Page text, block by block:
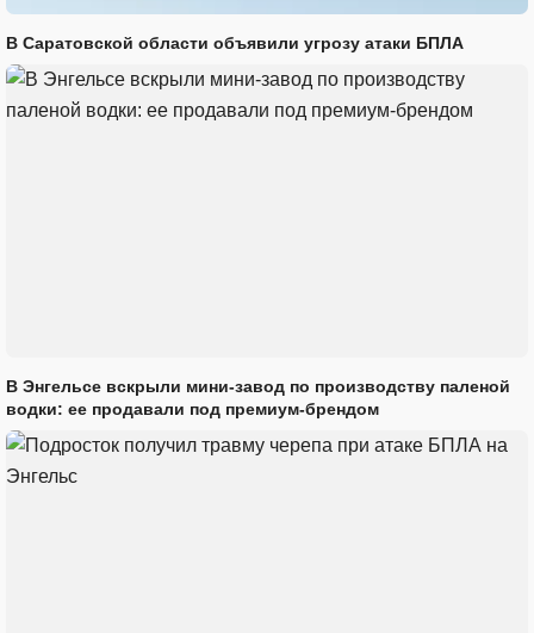
В Саратовской области объявили угрозу атаки БПЛА
В Энгельсе вскрыли мини-завод по производству паленой
водки: ее продавали под премиум-брендом